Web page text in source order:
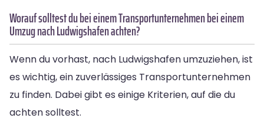
Worauf solltest du bei einem Transportunternehmen bei einem
Umzug nach Ludwigshafen achten?
Wenn du vorhast, nach Ludwigshafen umzuziehen, ist
es wichtig, ein zuverlässiges Transportunternehmen
zu finden. Dabei gibt es einige Kriterien, auf die du
achten solltest.